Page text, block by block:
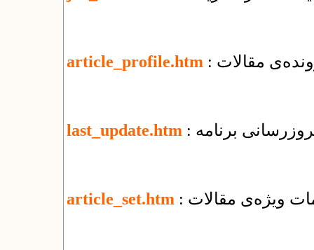
article_profile.htm مقالات
last_update.htm برنامه
article_set.htm ویژه‌ی مقالات